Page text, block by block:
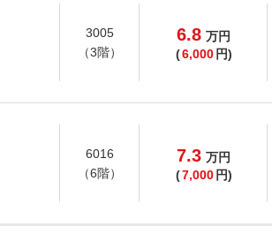
3005
（3階）
6.8 万円
(6,000 円)
6016
（6階）
7.3 万円
(7,000 円)